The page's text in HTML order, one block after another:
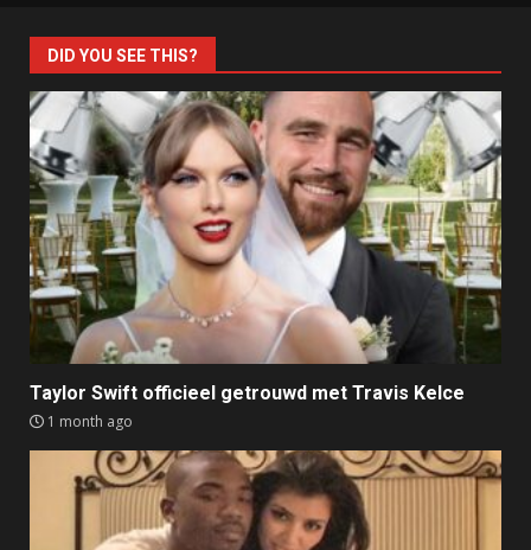
DID YOU SEE THIS?
Taylor Swift officieel getrouwd met Travis Kelce
1 month ago